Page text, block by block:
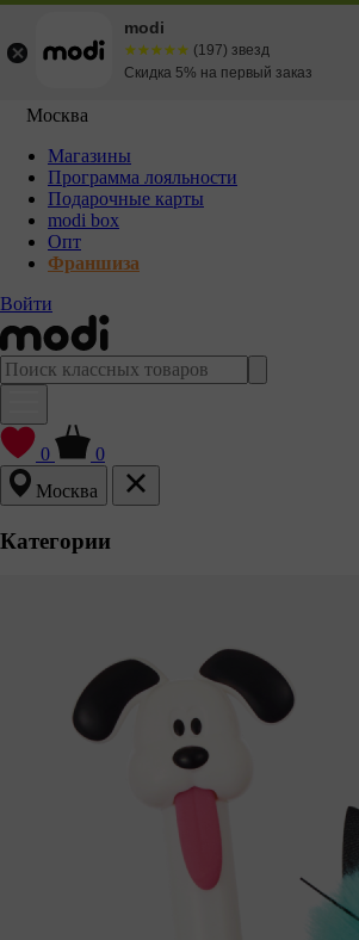
Москва
Магазины
Программа лояльности
Подарочные карты
modi box
Опт
Франшиза
Войти
0
0
Москва
Категории
modi
☆☆☆☆☆
★★★★★ (197) звезд
Скидка 5% на первый заказ